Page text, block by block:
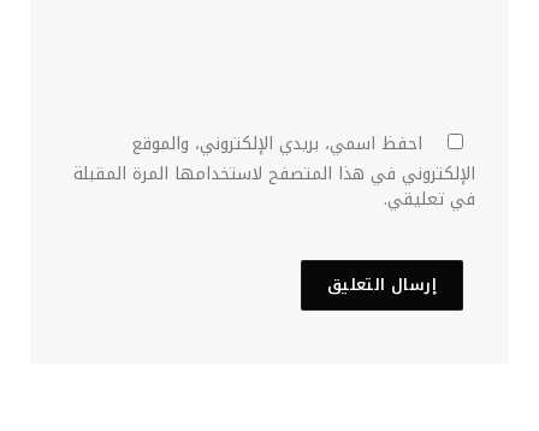
احفظ اسمي، بريدي الإلكتروني، والموقع
الإلكتروني في هذا المتصفح لاستخدامها المرة المقبلة
في تعليقي.